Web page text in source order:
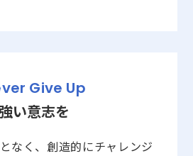
Give Up
強い意志を
なく、創造的にチャレンジ